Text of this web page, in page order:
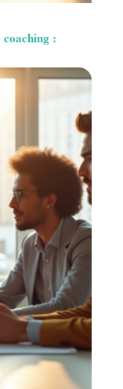
coaching :